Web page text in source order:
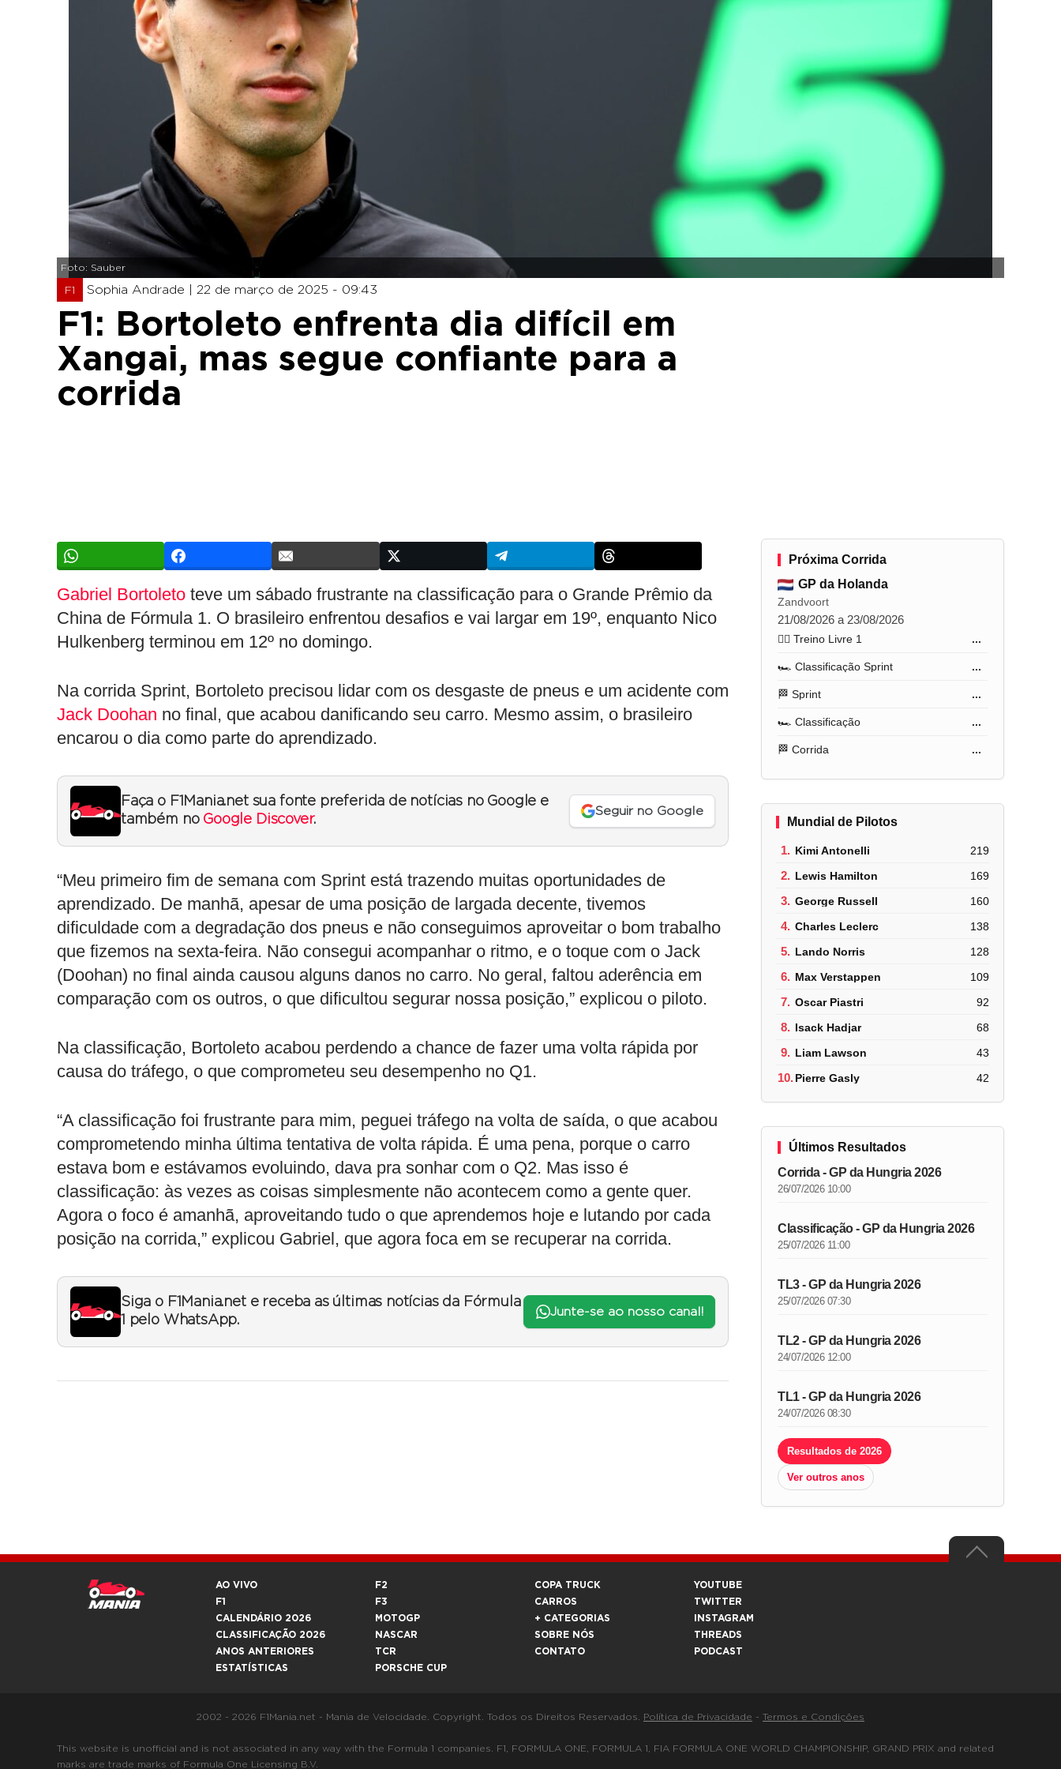
Foto: Sauber
F1 Sophia Andrade | 22 de março de 2025 - 09:43
F1: Bortoleto enfrenta dia difícil em
Xangai, mas segue confiante para a
corrida
Gabriel Bortoleto teve um sábado frustrante na classificação para o Grande Prêmio da
China de Fórmula 1. O brasileiro enfrentou desafios e vai largar em 19º, enquanto Nico
Hulkenberg terminou em 12º no domingo.
Na corrida Sprint, Bortoleto precisou lidar com os desgaste de pneus e um acidente com
Jack Doohan no final, que acabou danificando seu carro. Mesmo assim, o brasileiro
encarou o dia como parte do aprendizado.
Faça o F1Mania.net sua fonte preferida de notícias no Google e
também no Google Discover.
Seguir no Google
“Meu primeiro fim de semana com Sprint está trazendo muitas oportunidades de
aprendizado. De manhã, apesar de uma posição de largada decente, tivemos
dificuldade com a degradação dos pneus e não conseguimos aproveitar o bom trabalho
que fizemos na sexta-feira. Não consegui acompanhar o ritmo, e o toque com o Jack
(Doohan) no final ainda causou alguns danos no carro. No geral, faltou aderência em
comparação com os outros, o que dificultou segurar nossa posição,” explicou o piloto.
Na classificação, Bortoleto acabou perdendo a chance de fazer uma volta rápida por
causa do tráfego, o que comprometeu seu desempenho no Q1.
“A classificação foi frustrante para mim, peguei tráfego na volta de saída, o que acabou
comprometendo minha última tentativa de volta rápida. É uma pena, porque o carro
estava bom e estávamos evoluindo, dava pra sonhar com o Q2. Mas isso é
classificação: às vezes as coisas simplesmente não acontecem como a gente quer.
Agora o foco é amanhã, aproveitando tudo o que aprendemos hoje e lutando por cada
posição na corrida,” explicou Gabriel, que agora foca em se recuperar na corrida.
Siga o F1Mania.net e receba as últimas notícias da Fórmula
1 pelo WhatsApp.
Junte-se ao nosso canal!
Próxima Corrida
GP da Holanda
Zandvoort
21/08/2026 a 23/08/2026
🏋️‍♂️ Treino Livre 1 ...
🏎️ Classificação Sprint ...
🏁 Sprint ...
🏎️ Classificação ...
🏁 Corrida ...
Mundial de Pilotos
1. Kimi Antonelli 219
2. Lewis Hamilton 169
3. George Russell 160
4. Charles Leclerc 138
5. Lando Norris 128
6. Max Verstappen 109
7. Oscar Piastri 92
8. Isack Hadjar 68
9. Liam Lawson 43
10.Pierre Gasly 42
Últimos Resultados
Corrida - GP da Hungria 2026
26/07/2026 10:00
Classificação - GP da Hungria 2026
25/07/2026 11:00
TL3 - GP da Hungria 2026
25/07/2026 07:30
TL2 - GP da Hungria 2026
24/07/2026 12:00
TL1 - GP da Hungria 2026
24/07/2026 08:30
Resultados de 2026
Ver outros anos
AO VIVO
F1
CALENDÁRIO 2026
CLASSIFICAÇÃO 2026
ANOS ANTERIORES
ESTATÍSTICAS
F2
F3
MOTOGP
NASCAR
TCR
PORSCHE CUP
COPA TRUCK
CARROS
+ CATEGORIAS
SOBRE NÓS
CONTATO
YOUTUBE
TWITTER
INSTAGRAM
THREADS
PODCAST
2002 - 2026 F1Mania.net - Mania de Velocidade. Copyright. Todos os Direitos Reservados. Política de Privacidade - Termos e Condições
This website is unofficial and is not associated in any way with the Formula 1 companies. F1, FORMULA ONE, FORMULA 1, FIA FORMULA ONE WORLD CHAMPIONSHIP, GRAND PRIX and related
marks are trade marks of Formula One Licensing B.V.